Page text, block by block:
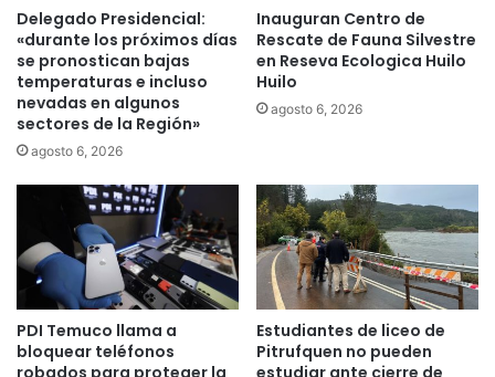
u
c
i
ó
n
e
n
e
.
¿
d
e
Delegado Presidencial:
«durante los próximos días
se pronostican bajas
temperaturas e incluso
nevadas en algunos
sectores de la Región»
agosto 6, 2026
Inauguran Centro de
Rescate de Fauna Silvestre
en Reseva Ecologica Huilo
Huilo
agosto 6, 2026
PDI Temuco llama a
bloquear teléfonos
Estudiantes de liceo de
Pitrufquen no pueden